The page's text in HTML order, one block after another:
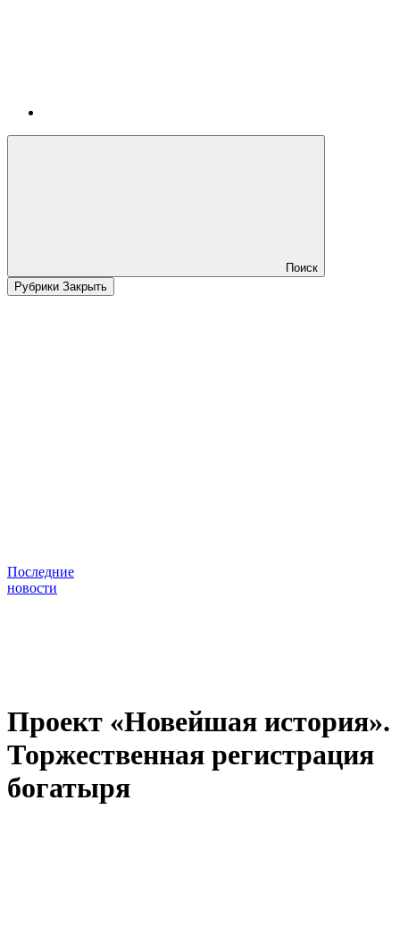
Поиск
Рубрики Закрыть
Последние
новости
Проект «Новейшая история».
Торжественная регистрация
богатыря